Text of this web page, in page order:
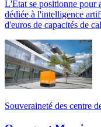
L'État se positionne pour
dédiée à l'intelligence
d'euros de capacités de
Souveraineté des centre